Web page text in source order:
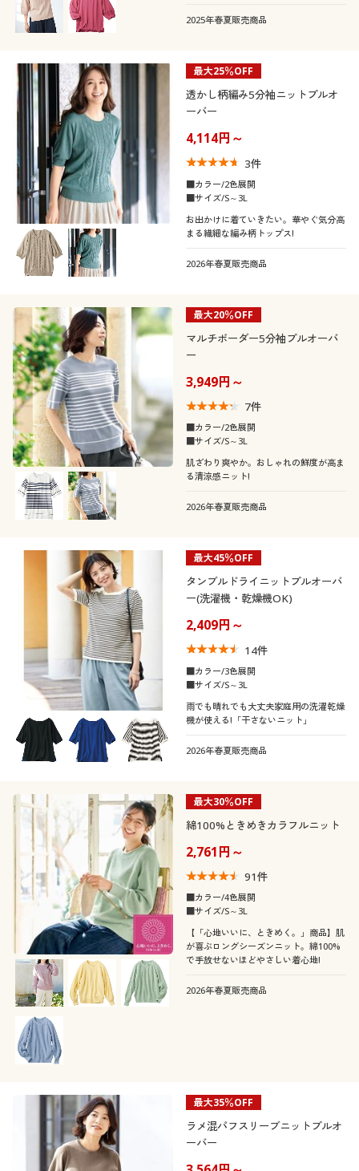
2025年春夏販売商品
最大25％OFF
透かし柄編み5分袖ニットプルオ
ーバー
4,114円～
3件
■カラー/2色展開
■サイズ/S～3L
お出かけに着ていきたい。華やぐ気分高
まる繊細な編み柄トップス!
2026年春夏販売商品
最大20％OFF
マルチボーダー5分袖プルオーバ
ー
3,949円～
7件
■カラー/2色展開
■サイズ/S～3L
肌ざわり爽やか。おしゃれの鮮度が高ま
る清涼感ニット!
2026年春夏販売商品
最大45％OFF
タンブルドライニットプルオーバ
ー(洗濯機・乾燥機OK)
2,409円～
14件
■カラー/3色展開
■サイズ/S～3L
雨でも晴れでも大丈夫家庭用の洗濯乾燥
機が使える!「干さないニット」
2026年春夏販売商品
最大30％OFF
綿100%ときめきカラフルニット
2,761円～
91件
■カラー/4色展開
■サイズ/S～3L
【「心地いいに、ときめく。」商品】肌
が喜ぶロングシーズンニット。綿100%
で手放せないほどやさしい着心地!
2026年春夏販売商品
最大35％OFF
ラメ混パフスリーブニットプルオ
ーバー